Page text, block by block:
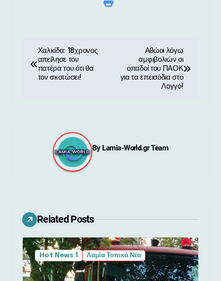
ά
ρ
θ
ρ
Χαλκίδα: 18χρονος
απείλησε τον
πατέρα του ότι θα
τον σκοτώσει!
Αθώοι λόγω
αμφιβολιών οι
οπαδοί του ΠΑΟΚ
για τα επεισόδια στο
Λογγό!
By Lamia-World.gr Team
Related Posts
Hot News 1 Λαμία Τοπικά Νέα